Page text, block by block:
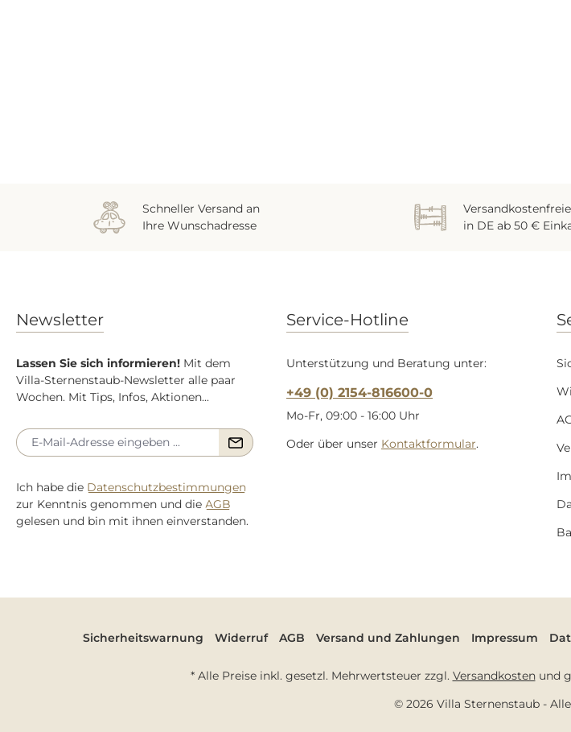
Schneller Versand an
Ihre Wunschadresse
in DE ab 50 €
Newsletter
Lassen Sie sich informieren! Mit dem
Villa-Sternenstaub-Newsletter alle paar
Wochen. Mit Tips, Infos, Aktionen...
Ich habe die Datenschutzbestimmungen
zur Kenntnis genommen und die AGB
gelesen und bin mit ihnen einverstanden.
Service-Hotline
Unterstützung und Beratung unter:
+49 (0) 2154-816600-0
Mo-Fr, 09:00 - 16:00 Uhr
Oder über unser Kontaktformular.
Sicherheitswarnung Widerruf AGB Versand und Zahlungen Impressum
* Alle Preise inkl. gesetzl. Mehrwertsteuer zzgl. Versandkostenund
© 2026 Villa Sternenstaub -